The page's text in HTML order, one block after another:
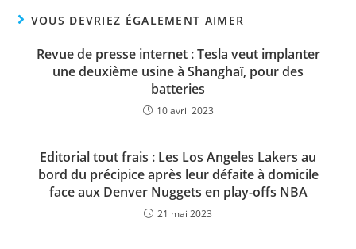
VOUS DEVRIEZ ÉGALEMENT AIMER
Revue de presse internet : Tesla veut implanter
une deuxième usine à Shanghaï, pour des
batteries
10 avril 2023
Editorial tout frais : Les Los Angeles Lakers au
bord du précipice après leur défaite à domicile
face aux Denver Nuggets en play-offs NBA
21 mai 2023